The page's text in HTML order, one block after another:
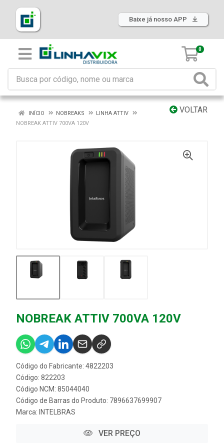
Baixe já nosso APP
0
VOLTAR
INÍCIO NOBREAKS
LINHA ATTIV
NOBREAK ATTIV 700VA 120V
NOBREAK ATTIV 700VA 120V
Código do Fabricante: 4822203
Código: 822203
Código NCM: 85044040
Código de Barras do Produto: 7896637699907
Marca: INTELBRAS
VER PREÇO